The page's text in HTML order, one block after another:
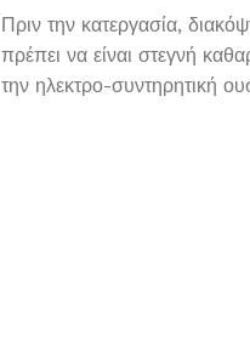
Πριν την κατεργασία,
πρέπει να είναι στεγνή
την ηλεκτρο-συντηρητική